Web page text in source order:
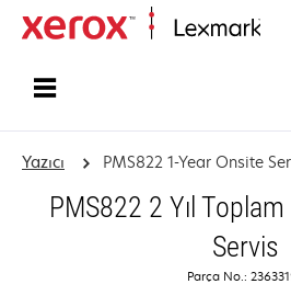
Yazıcı PMS822 1-Year Onsite
PMS822 2 Yıl
Servis
Parça No.: